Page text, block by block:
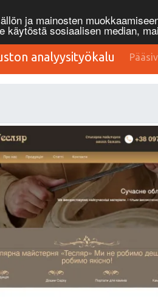
ja mainosten
käytöstä sosiaalisen median,
analyysityökalu